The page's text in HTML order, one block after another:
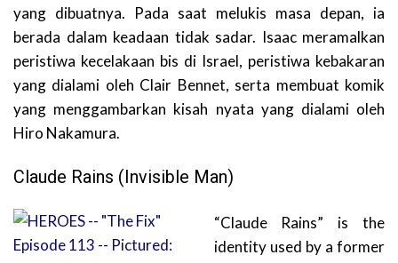
yang dibuatnya. Pada saat melukis masa depan, ia
berada dalam keadaan tidak sadar. Isaac meramalkan
peristiwa kecelakaan bis di Israel, peristiwa kebakaran
yang dialami oleh Clair Bennet, serta membuat komik
yang menggambarkan kisah nyata yang dialami oleh
Hiro Nakamura.
Claude Rains (Invisible Man)
“Claude Rains” is the
identity used by a former